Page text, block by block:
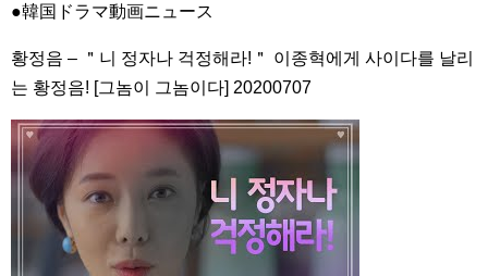
●韓国ドラマ動画ニュース
황정음 – ＂니 정자나 걱정해라!＂ 이종혁에게 사이다를 날리
는 황정음! [그놈이 그놈이다] 20200707